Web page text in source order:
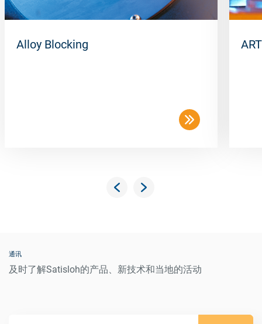
Alloy Blocking
通讯
及时了解Satisloh的产品、新技术和当地的活动